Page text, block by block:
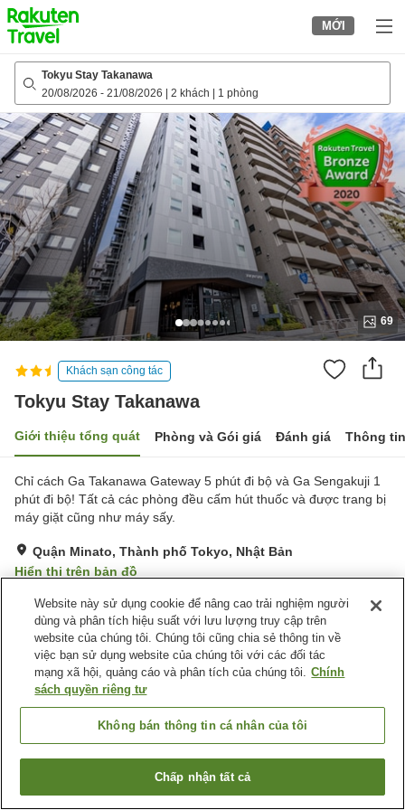
to
top
page
MỚI
Tokyu Stay Takanawa
20/08/2026 - 21/08/2026 2 khách 1 phòng
69
Khách sạn công tác
Tokyu Stay Takanawa
Giới thiệu tổng quát Phòng và Gói giá Đánh giá Thông
Chỉ cách Ga Takanawa Gateway 5 phút đi bộ và Ga Sengakuji 1
phút đi bộ! Tất cả các phòng đều cấm hút thuốc và được trang bị
máy giặt cũng như máy sấy.
Quận Minato, Thành phố Tokyo, Nhật Bản
Hiển thị trên bản đồ
Tuyệt vời Đánh giá:286lượt
Tiện nghi chỗ nghỉ
Wi-Fi
Nhà hàng
Lounge
Trang chủ Nhật Bản Thành phố Tokyo
Quận Minato
Tokyu Stay Takanawa
Tìm phòng trống
Website này sử dụng cookie để nâng cao trải nghiệm người
dùng và phân tích hiệu suất với lưu lượng truy cập trên
website của chúng tôi. Chúng tôi cũng chia sẻ thông tin về
việc bạn sử dụng website của chúng tôi với các đối tác
mạng xã hội, quảng cáo và phân tích của chúng tôi. Chính
sách quyền riêng tư
Không bán thông tin cá nhân của tôi
Chấp nhận tất cả